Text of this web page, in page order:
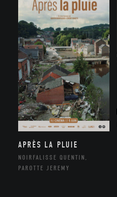
APRÈS LA PLUIE
NOIRFALISSE QUENTIN,
PAROTTE JEREMY